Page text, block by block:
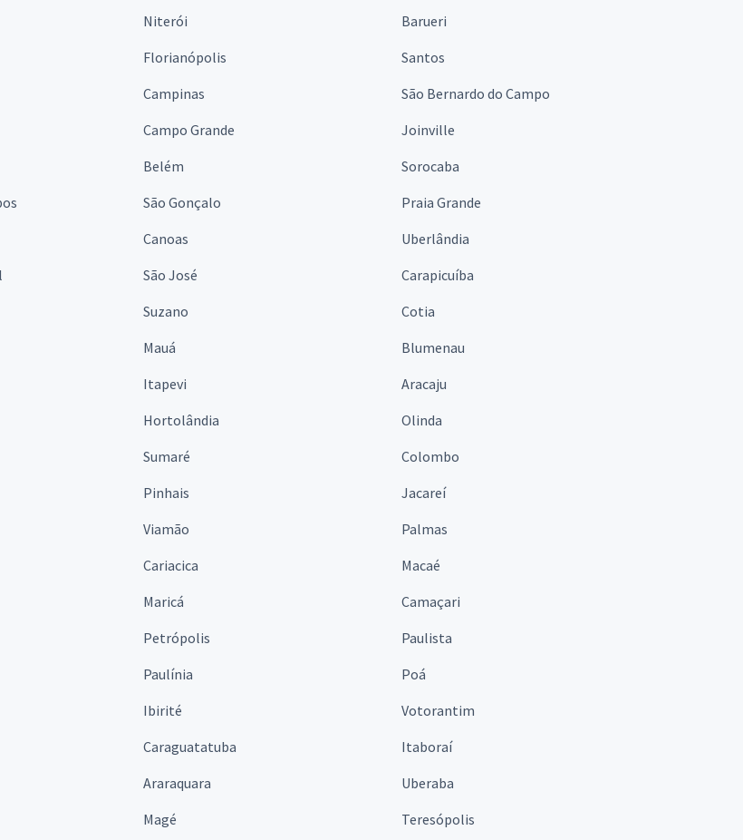
Niterói
Barueri
Florianópolis
Santos
Campinas
São Bernardo do Campo
Campo Grande
Joinville
Belém
Sorocaba
São Gonçalo
Praia Grande
Canoas
Uberlândia
São José
Carapicuíba
Suzano
Cotia
Mauá
Blumenau
Itapevi
Aracaju
Hortolândia
Olinda
Sumaré
Colombo
Pinhais
Jacareí
Viamão
Palmas
Cariacica
Macaé
Maricá
Camaçari
Petrópolis
Paulista
Paulínia
Poá
Ibirité
Votorantim
Caraguatatuba
Itaboraí
Araraquara
Uberaba
Magé Teresópolis